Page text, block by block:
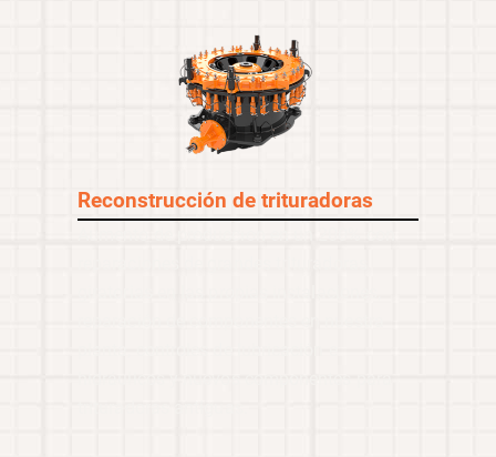
Reconstrucción de trituradoras